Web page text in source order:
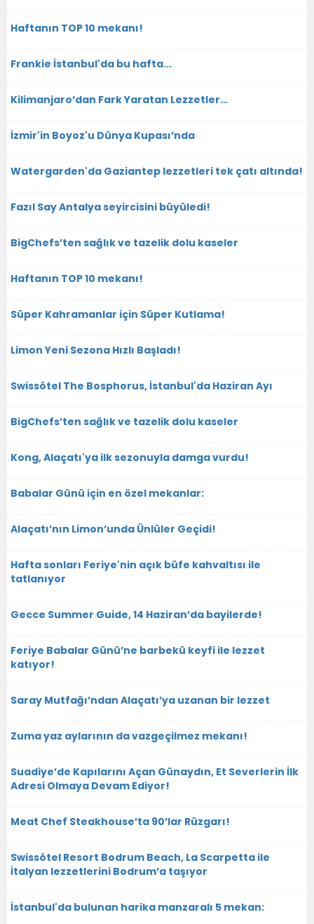
Haftanın TOP 10 mekanı!
Frankie İstanbul'da bu hafta...
Kilimanjaro’dan Fark Yaratan Lezzetler…
İzmir'in Boyoz'u Dünya Kupası’nda
Watergarden'da Gaziantep lezzetleri tek çatı altında!
Fazıl Say Antalya seyircisini büyüledi!
BigChefs’ten sağlık ve tazelik dolu kaseler
Haftanın TOP 10 mekanı!
Süper Kahramanlar için Süper Kutlama!
Limon Yeni Sezona Hızlı Başladı!
Swissôtel The Bosphorus, İstanbul'da Haziran Ayı
BigChefs’ten sağlık ve tazelik dolu kaseler
Kong, Alaçatı'ya ilk sezonuyla damga vurdu!
Babalar Günü için en özel mekanlar:
Alaçatı’nın Limon’unda Ünlüler Geçidi!
Hafta sonları Feriye'nin açık büfe kahvaltısı ile
tatlanıyor
Gecce Summer Guide, 14 Haziran’da bayilerde!
Feriye Babalar Günü’ne barbekü keyfi ile lezzet
katıyor!
Saray Mutfağı’ndan Alaçatı’ya uzanan bir lezzet
Zuma yaz aylarının da vazgeçilmez mekanı!
Suadiye’de Kapılarını Açan Günaydın, Et Severlerin İlk
Adresi Olmaya Devam Ediyor!
Meat Chef Steakhouse’ta 90’lar Rüzgarı!
Swissôtel Resort Bodrum Beach, La Scarpetta ile
İtalyan lezzetlerini Bodrum’a taşıyor
İstanbul'da bulunan harika manzaralı 5 mekan: